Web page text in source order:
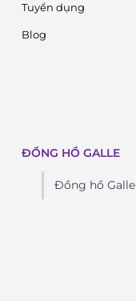
Tuyển dụng
Blog
ĐỒNG HỒ GALLE
Đồng hồ Galle